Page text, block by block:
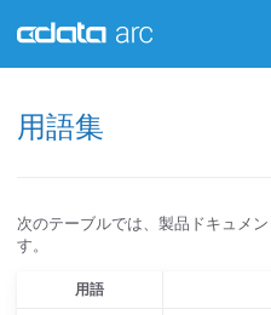
用語集
次のテーブルでは、製品ドキュメ
す。
用語